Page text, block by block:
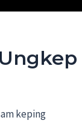
keping